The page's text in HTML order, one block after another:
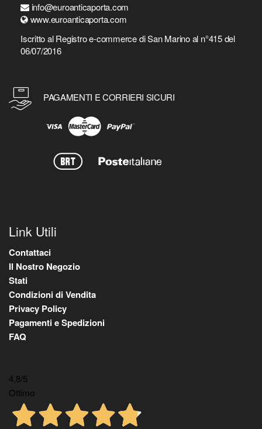
info@euroanticaporta.com
www.euroanticaporta.com
Iscritto al Registro e-commerce di San Marino al n°415 del
06/07/2016
PAGAMENTI E CORRIERI SICURI
Link Utili
Contattaci
Il Nostro Negozio
Stati
Condizioni di Vendita
Privacy Policy
Pagamenti e Spedizioni
FAQ
4,8/5
Ottimo